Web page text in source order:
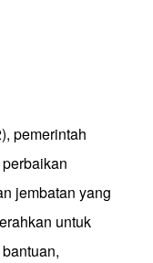
pemerintah
jembatan yang
untuk